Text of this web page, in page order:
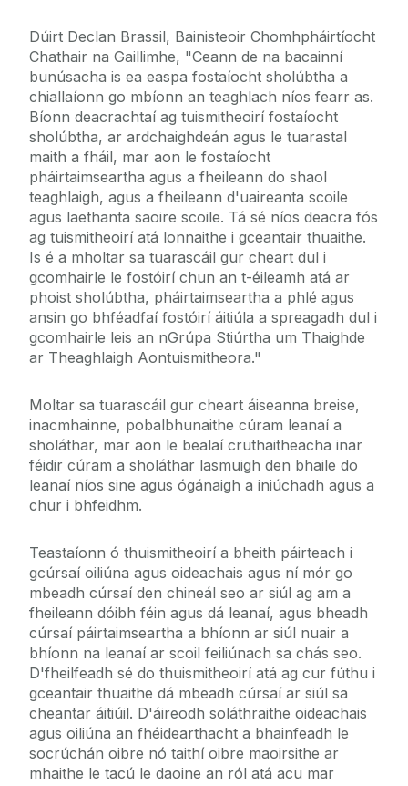
Dúirt Declan Brassil, Bainisteoir Chomhpháirtíocht
Chathair na Gaillimhe, "Ceann de na bacainní
bunúsacha is ea easpa fostaíocht sholúbtha a
chiallaíonn go mbíonn an teaghlach níos fearr as.
Bíonn deacrachtaí ag tuismitheoirí fostaíocht
sholúbtha, ar ardchaighdeán agus le tuarastal
maith a fháil, mar aon le fostaíocht
pháirtaimseartha agus a fheileann do shaol
teaghlaigh, agus a fheileann d'uaireanta scoile
agus laethanta saoire scoile. Tá sé níos deacra fós
ag tuismitheoirí atá lonnaithe i gceantair thuaithe.
Is é a mholtar sa tuarascáil gur cheart dul i
gcomhairle le fostóirí chun an t-éileamh atá ar
phoist sholúbtha, pháirtaimseartha a phlé agus
ansin go bhféadfaí fostóirí áitiúla a spreagadh dul i
gcomhairle leis an nGrúpa Stiúrtha um Thaighde
ar Theaghlaigh Aontuismitheora."
Moltar sa tuarascáil gur cheart áiseanna breise,
inacmhainne, pobalbhunaithe cúram leanaí a
sholáthar, mar aon le bealaí cruthaitheacha inar
féidir cúram a sholáthar lasmuigh den bhaile do
leanaí níos sine agus ógánaigh a iniúchadh agus a
chur i bhfeidhm.
Teastaíonn ó thuismitheoirí a bheith páirteach i
gcúrsaí oiliúna agus oideachais agus ní mór go
mbeadh cúrsaí den chineál seo ar siúl ag am a
fheileann dóibh féin agus dá leanaí, agus bheadh
cúrsaí páirtaimseartha a bhíonn ar siúl nuair a
bhíonn na leanaí ar scoil feiliúnach sa chás seo.
D'fheilfeadh sé do thuismitheoirí atá ag cur fúthu i
gceantair thuaithe dá mbeadh cúrsaí ar siúl sa
cheantar áitiúil. D'áireodh soláthraithe oideachais
agus oiliúna an fhéidearthacht a bhainfeadh le
socrúchán oibre nó taithí oibre maoirsithe ar
mhaithe le tacú le daoine an ról atá acu mar